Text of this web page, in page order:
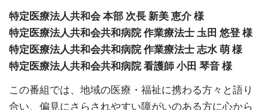
特定医療法人共和会 本部 次長 新美 恵介 様
特定医療法人共和会共和病院 作業療法士 圡田 悠登 様
特定医療法人共和会共和病院 作業療法士 志水 萌 様
特定医療法人共和会共和病院 看護師 小田 琴音 様
この番組では、地域の医療・福祉に携わる方々と語り
合い、偏見にさらされやすい障がいのある方に心から